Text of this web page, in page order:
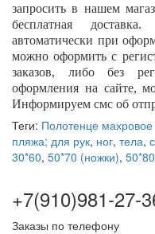
запросить в нашем
бесплатная
автоматически при
можно оформить с
заказов, либо без
оформления на сайте,
Информируем смс об
Теги: Полотенце
пляжа; для рук, ног, тела,
30*60, 50*70 (ножки), 50*80
+7(910)981-27-
Заказы по телефону